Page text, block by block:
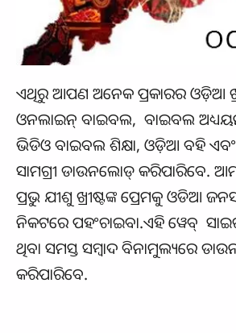
ଏଥିରୁ ଆପଣ ଅନେକ ପ୍ରକାରର ଓଡ଼ିଆ
ଓନଲାଇନ୍ ବାଇବଲ, ବାଇବଲ
ଭିଡିଓ ବାଇବଲ ଶିକ୍ଷା, ଓଡ଼ିଆ ବହି
ସାମଗ୍ରୀ ଡାଉନଲୋଡ୍ କରିପାରିବେ.
ପ୍ରଭୁ ଯୀଶୁ ଖ୍ରୀଷ୍ଟଙ୍କ ପ୍ରେମକୁ ଓଡିଆ
ନିକଟରେ ପହଂଚାଇବା.ଏହି ୱେବ୍
ଥିବା ସମସ୍ତ ସମ୍ବାଦ ବିନାମୁଲ୍ୟରେ
କରିପାରିବେ.